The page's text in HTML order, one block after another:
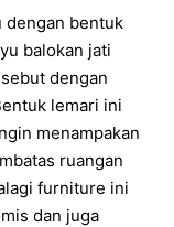
dengan bentuk
balokan jati
dengan
lemari ini
menampakan
ruangan
furniture ini
dan juga